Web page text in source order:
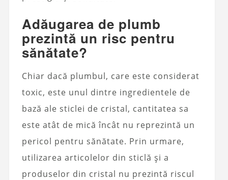
Adăugarea de plumb
prezintă un risc pentru
sănătate?
Chiar dacă plumbul, care este considerat
toxic, este unul dintre ingredientele de
bază ale sticlei de cristal, cantitatea sa
este atât de mică încât nu reprezintă un
pericol pentru sănătate. Prin urmare,
utilizarea articolelor din sticlă și a
produselor din cristal nu prezintă riscul